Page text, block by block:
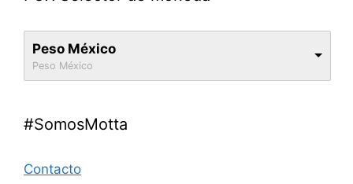
Peso México
Peso México
#SomosMotta
Contacto